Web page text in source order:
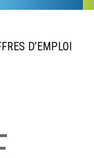
D’EMPLOI